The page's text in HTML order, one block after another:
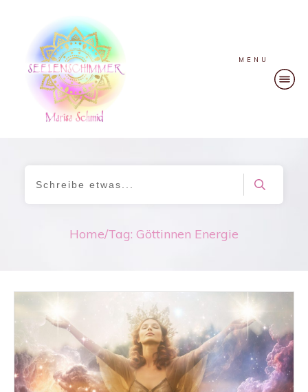
MENU
Home/Tag: Göttinnen Energie